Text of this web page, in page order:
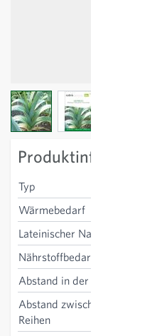
View larger imageView larger image
Produktinformation
Typ
Wärmebedarf
Lateinischer Name
Nährstoffbedarf
Abstand in der Reihe
Abstand zwischen den
Reihen